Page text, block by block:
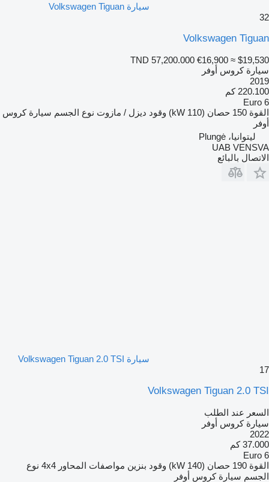
سيارة Volkswagen Tiguan
32
Volkswagen Tiguan
TND 57,200.000 €16,900 ≈ $19,530
سيارة كروس أوفر
2019
220.100 كم
Euro 6
القوة 150 حصان (110 kW) وقود ديزل / مازوت نوع الجسم سيارة كروس
أوفر
ليتوانيا، Plungė
UAB VENSVA
الاتصال بالبائع
سيارة Volkswagen Tiguan 2.0 TSI
17
Volkswagen Tiguan 2.0 TSI
السعر عند الطلب
سيارة كروس أوفر
2022
37.000 كم
Euro 6
القوة 190 حصان (140 kW) وقود بنزين مواصفات المحاور 4x4 نوع
الجسم سيارة كروس أوفر